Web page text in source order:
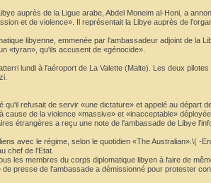
auprès de la Ligue arabe, Abdel Moneim al-Honi, a
et de violence». Il représentait la Libye auprès de
libyenne, emmenée par l'ambassadeur adjoint de la
«tyran», qu'ils accusent de «génocide».
lundi à l'aéroport de La Valette (Malte). Les deux
qu'il refusait de servir «une dictature» et appelé au départ
cause de la violence «massive» et «inacceptable»
étrangères a reçu une note de l'ambassade de Libye
avec le régime, selon le quotidien «The Australian».\( -
chef de l'Etat.
les membres du corps diplomatique libyen à faire de
presse de l'ambassade a démissionné pour protester